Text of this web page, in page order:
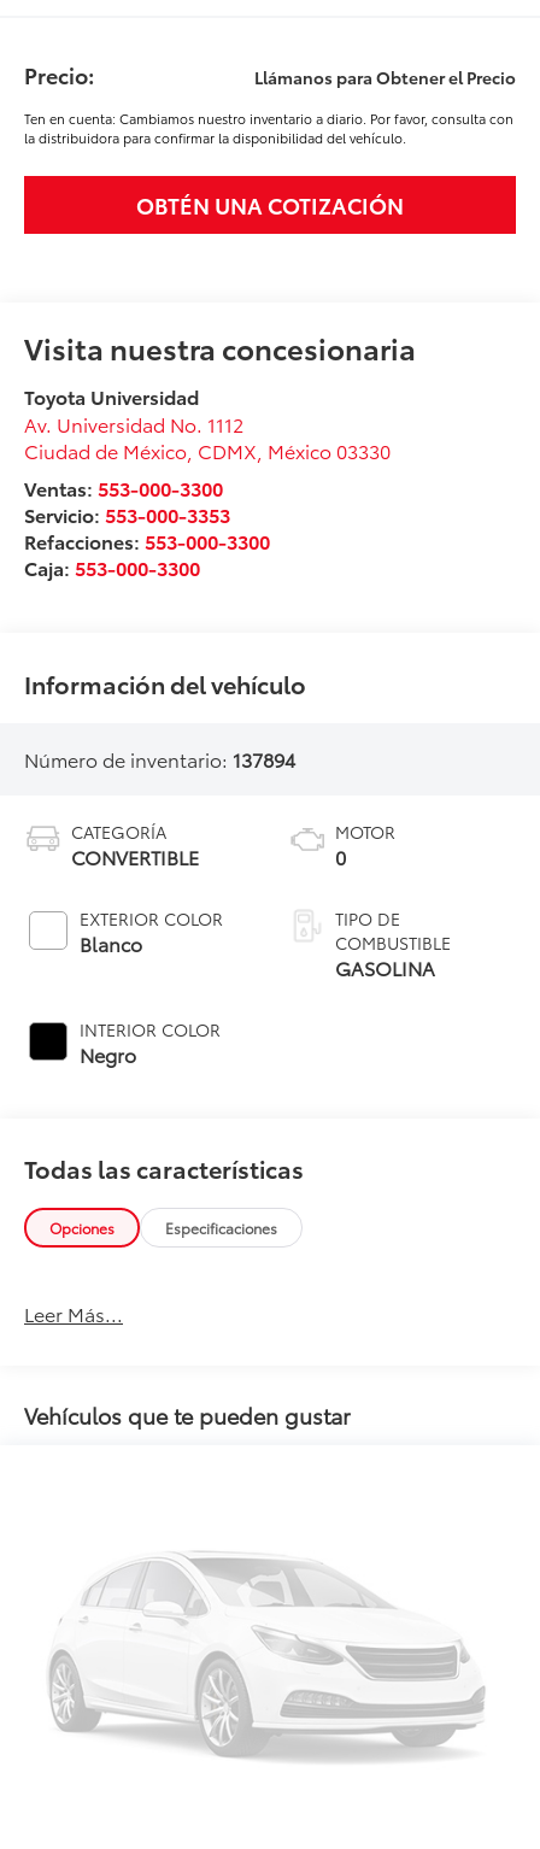
Precio: Llámanos para Obtener el Precio
Ten en cuenta: Cambiamos nuestro inventario a diario. Por favor, consulta con
la distribuidora para confirmar la disponibilidad del vehículo.
OBTÉN UNA COTIZACIÓN
Visita nuestra concesionaria
Toyota Universidad
Av. Universidad No. 1112
Ciudad de México CDMX , México 03330
Ventas:553-000-3300
Servicio:553-000-3353
Refacciones:553-000-3300
Caja:553-000-3300
Información del vehículo
Número de inventario: 137894
CATEGORÍA
CONVERTIBLE
EXTERIOR COLOR
Blanco
INTERIOR COLOR
Negro
MOTOR
0
TIPO DE
COMBUSTIBLE
GASOLINA
Todas las características
Opciones Especificaciones
Leer Más...
Vehículos que te pueden gustar